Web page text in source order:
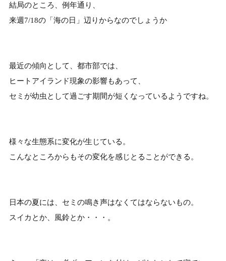
結局のところ、例年通り、
来週7/18の「海の日」辺りからなのでしょうか
最近の傾向として、都市部では、
ヒートアイランド現象の影響もあって、
セミが幼虫として過ごす期間が短くなっているようですね。
様々な生態系に変化が生じている。
こんなところからもその変化を感じとることができる。
日本の夏には、セミの鳴き声はなくてはならないもの。
スイカとか、風鈴とか・・・。